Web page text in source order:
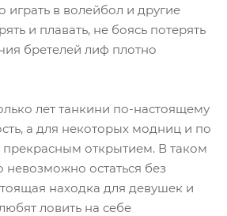
играть в волейбол и другие
и плавать, не боясь потерять
бретелей лиф плотно
лет танкини по-настоящему
а для некоторых модниц и по
прекрасным открытием. В таком
невозможно остаться без
находка для девушек и
ловить на себе